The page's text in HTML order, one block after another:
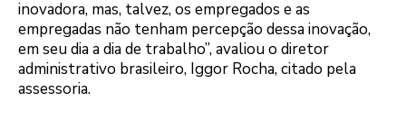
inovadora, mas, talvez, os empregados e as
empregadas não tenham percepção dessa inovação,
em seu dia a dia de trabalho”, avaliou o diretor
administrativo brasileiro, Iggor Rocha, citado pela
assessoria.